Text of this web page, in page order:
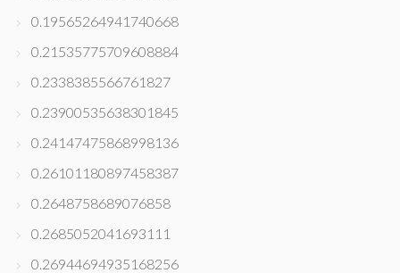
0.19565264941740668
0.21535775709608884
0.2338385566761827
0.23900535638301845
0.24147475868998136
0.26101180897458387
0.2648758689076858
0.2685052041693111
0.26944694935168256